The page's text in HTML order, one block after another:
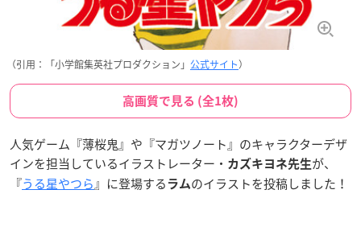
（引用：「小学館集英社プロダクション」 公式サイト）
高画質で見る (全1枚)
人気ゲーム『薄桜鬼』や『マガツノート』のキャラクターデザ
インを担当しているイラストレーター・ カズキヨネ先生が、
『うる星やつら』に登場する ラムのイラストを投稿しました！